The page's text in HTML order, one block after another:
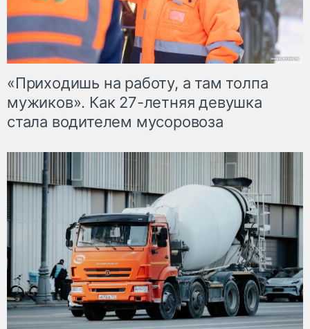
«Приходишь на работу, а там толпа
мужиков». Как 27-летняя девушка
стала водителем мусоровоза